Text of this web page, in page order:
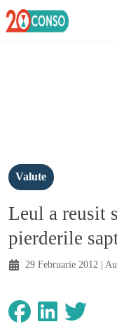
Valute
Leul a reusit
pierderile
29 Februarie 2012 |